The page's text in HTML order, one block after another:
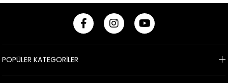
POPÜLER KATEGORİLER